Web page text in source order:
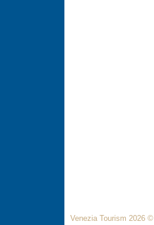
Venezia Tourism 2026 ©